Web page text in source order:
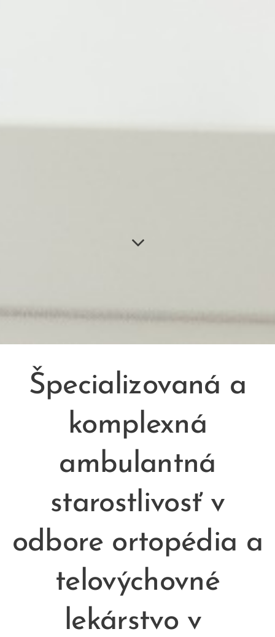
Špecializovaná a
komplexná
ambulantná
starostlivosť v
odbore ortopédia a
telovýchovné
lekárstvo v